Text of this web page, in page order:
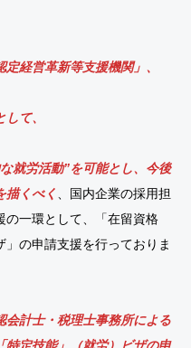
経営革新等支援機関」、
て、
就労活動”を可能とし、今後
描くべく
、国内企業の採用担
の一環として、「在留資格
」の申請支援を行っておりま
会計士・税理士事務所による
特定技能」（就労）ビザの申